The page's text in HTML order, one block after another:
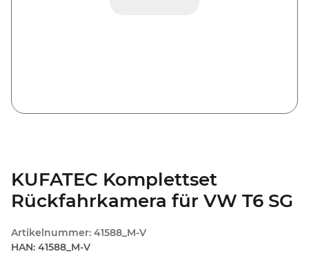
KUFATEC Komplettset
Rückfahrkamera für VW T6 SG
Artikelnummer: 41588_M-V
HAN: 41588_M-V